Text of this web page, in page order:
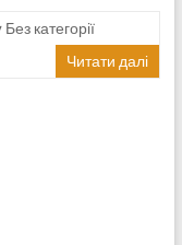
Без категорії
Читати далі